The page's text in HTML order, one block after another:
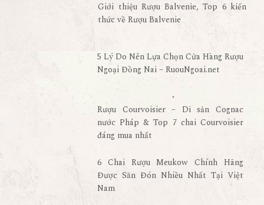
Giới thiệu Rượu Balvenie, Top 6 kiến
thức về Rượu Balvenie
5 Lý Do Nên Lựa Chọn Cửa Hàng Rượu
Ngoại Đồng Nai – RuouNgoai.net
Rượu Courvoisier – Di sản Cognac
nước Pháp & Top 7 chai Courvoisier
đáng mua nhất
6 Chai Rượu Meukow Chính Hãng
Được Săn Đón Nhiều Nhất Tại Việt
Nam